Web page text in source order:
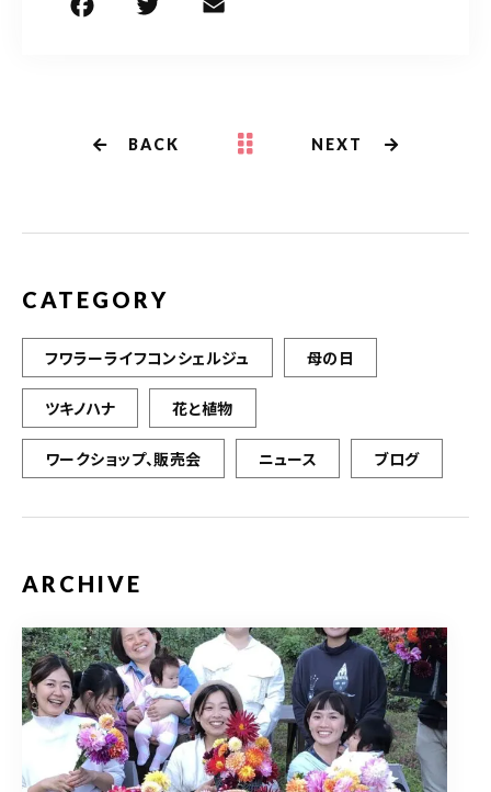
b
o
r
BACK NEXT
CATEGORY
フワラーライフコンシェルジュ 母の日
ツキノハナ 花と植物
ワークショップ、販売会 ニュース ブログ
ARCHIVE